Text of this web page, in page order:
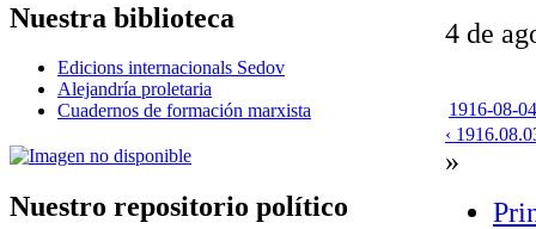
Nuestra biblioteca
Edicions internacionals Sedov
Alejandría proletaria
Cuadernos de formación marxista
Nuestro repositorio político
4 de
1916-08-
‹
»